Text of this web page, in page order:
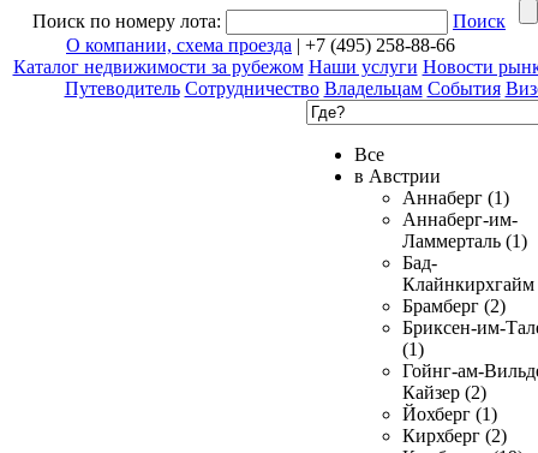
Поиск по номеру лота:
Поиск
О компании, схема проезда | +7 (495) 258-88-66
Каталог недвижимости за рубежом Наши услуги Новости
Путеводитель Сотрудничество Владельцам События
Все
в Австрии
Аннаберг (1)
Аннаберг-им-
Ламмерталь (1)
Бад-
Клайнкирхгайм
Брамберг (2)
Бриксен-им-
(1)
Гойнг-ам-
Кайзер (2)
Йохберг (1)
Кирхберг (2)